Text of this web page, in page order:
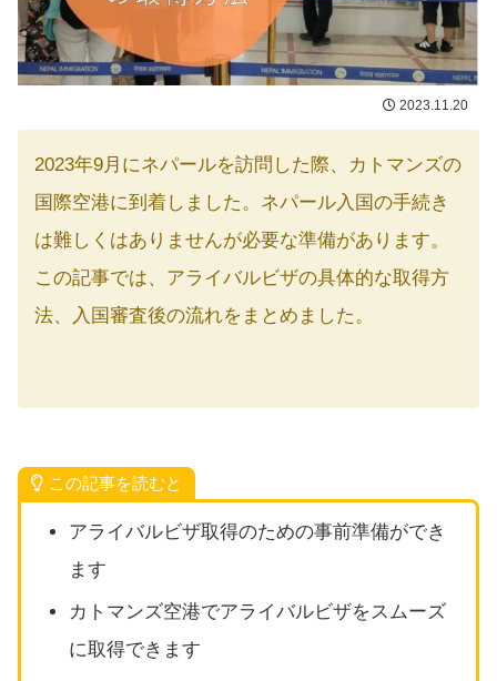
2023.11.20
2023年9月にネパールを訪問した際、カトマンズの
国際空港に到着しました。ネパール入国の手続き
は難しくはありませんが必要な準備があります。
この記事では、アライバルビザの具体的な取得方
法、入国審査後の流れをまとめました。
この記事を読むと
アライバルビザ取得のための事前準備ができ
ます
カトマンズ空港でアライバルビザをスムーズ
に取得できます